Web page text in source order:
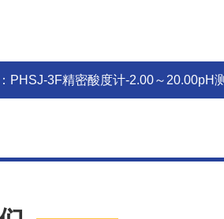
PHSJ-3F精密酸度计-2.00～20.00pH